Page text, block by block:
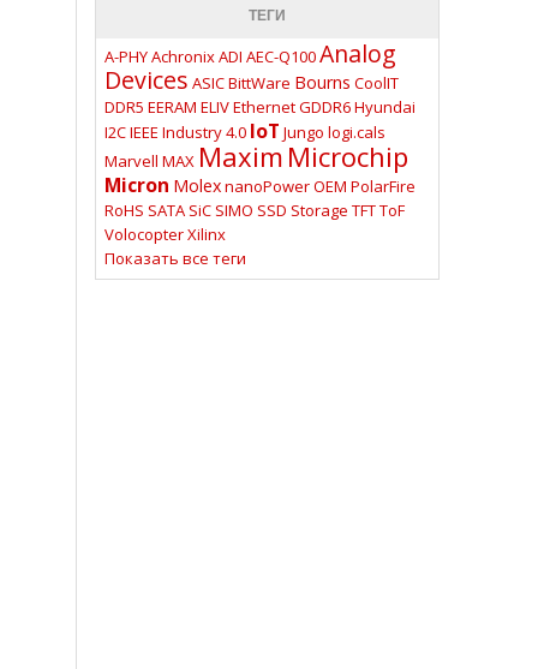
ТЕГИ
A-PHYAchronixADI AEC-Q100Analog
Devices ASICBittWare Bourns CoolIT
DDR5 EERAM ELIVEthernetGDDR6Hyundai
I2CIEEE Industry 4.0 IoT Jungo logi.cals
Marvell MAX Maxim Microchip
Micron MolexnanoPowerOEM PolarFire
RoHS SATA SiC SIMO SSD Storage TFTToF
VolocopterXilinx
Показать все теги